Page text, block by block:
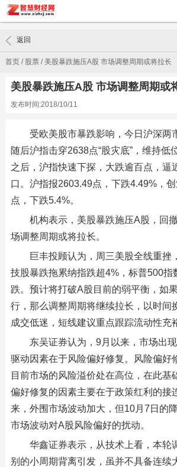
首页/ 股票/美股暴跌施压A股 市场调整周期或将拉长
返回
美股暴跌施压A股 市场调整周期或
发布时间:2018/10/11
受欧美股市暴跌影响，今日沪深两
随后沪指击穿2638点“股灾底”，维持低
之后，沪指快速下探，大跌逾百点，逼
口。沪指报2603.49点，下跌4.49%，
点，下跌5.4%。
机构表示，美股暴跌施压A股，回
场调整周期或将拉长。
巨丰投顾认为，周三美股全线重挫
技股暴跌拖累纳指跌超4%，标普500指
跌。预计将打破A股目前的弱平衡，如
行，那么调整周期将继续拉长，以时间
成交低迷，短线建议重点跟踪流动性充
东吴证券认为，9月以来，市场出
驱动因素在于风险偏好修复。风险偏好
目前市场的风险溢价处在高位，在此基
偏好修复的因素主要在于政策红利的接
来，外围市场波动加大，但10月7日的
市场波动对A股风险偏好的扰动。
华鑫证券表示，从技术上看，本轮
别的小周期背离引发，虽并不具备连续